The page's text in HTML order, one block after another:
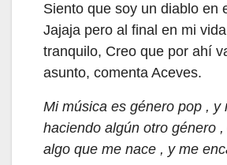
Siento que soy un diablo en
Jajaja pero al final en mi
tranquilo, Creo que por ahí
asunto, comenta Aceves.
Mi música es género pop , y
haciendo algún otro género
algo que me nace , y me